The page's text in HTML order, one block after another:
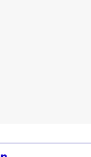
på Linkedin